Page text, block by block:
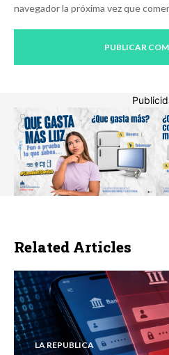
navegador la próxima vez que
Related Articles
LA REPUBLICA